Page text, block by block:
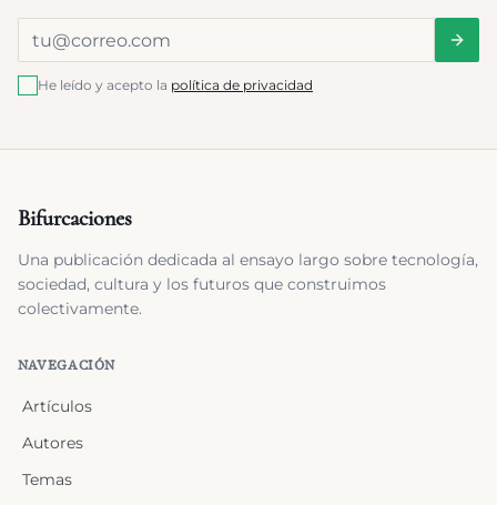
He leído y acepto la política de privacidad
Bifurcaciones
Una publicación dedicada al ensayo largo sobre tecnología,
sociedad, cultura y los futuros que construimos
colectivamente.
NAVEGACIÓN
Artículos
Autores
Temas